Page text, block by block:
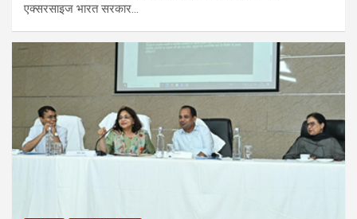
एक्सरसाइज भारत सरकार…